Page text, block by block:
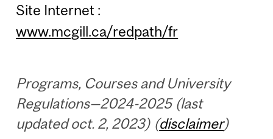
Site Internet :
www.mcgill.ca/redpath/fr
Programs, Courses and University
Regulations—2024-2025 (last
updated oct. 2, 2023) (disclaimer)